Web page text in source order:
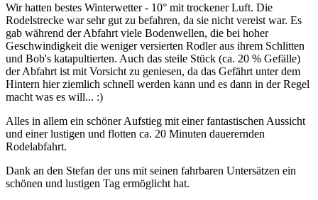
Wir hatten bestes Winterwetter - 10° mit trockener Luft. Die
Rodelstrecke war sehr gut zu befahren, da sie nicht vereist war. Es
gab während der Abfahrt viele Bodenwellen, die bei hoher
Geschwindigkeit die weniger versierten Rodler aus ihrem Schlitten
und Bob's katapultierten. Auch das steile Stück (ca. 20 % Gefälle)
der Abfahrt ist mit Vorsicht zu geniesen, da das Gefährt unter dem
Hintern hier ziemlich schnell werden kann und es dann in der Regel
macht was es will... :)
Alles in allem ein schöner Aufstieg mit einer fantastischen Aussicht
und einer lustigen und flotten ca. 20 Minuten dauerernden
Rodelabfahrt.
Dank an den Stefan der uns mit seinen fahrbaren Untersätzen ein
schönen und lustigen Tag ermöglicht hat.